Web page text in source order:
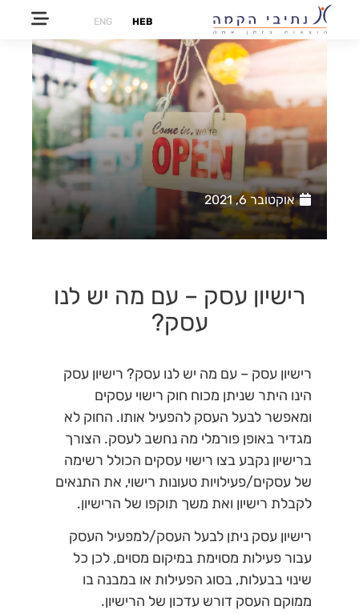
HEB
ENG
אוקטובר 6, 2021
רישיון עסק – עם מה יש לנו
עסק?
רישיון עסק – עם מה יש לנו עסק? רישיון עסק
הינו היתר שניתן מכוח חוק רישוי עסקים
ומאפשר לבעל העסק להפעיל אותו. החוק לא
מגדיר באופן פורמלי מה נחשב לעסק. הצורך
ברישיון נקבע בצו רישוי עסקים הכולל רשימה
של עסקים/פעילויות טעונות רישוי, את התנאים
לקבלת רישיון ואת משך תוקפו של הרישיון.
רישיון עסק ניתן לבעל העסק/למפעיל העסק
עבור פעילות מסוימת במיקום מסוים, לכן כל
שינוי בבעלות, בסוג הפעילות או במבנה בו
ממוקם העסק דורש עדכון של הרישיון.